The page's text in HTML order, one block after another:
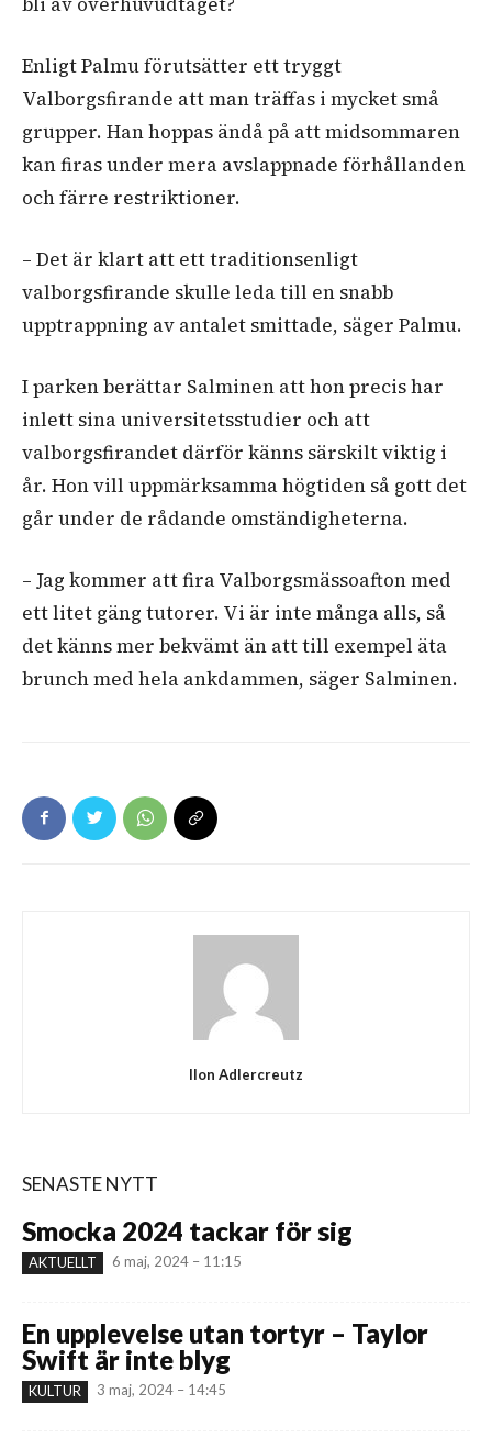
Enligt Palmu förutsätter ett tryggt
Valborgsfirande att man träffas i mycket små
grupper. Han hoppas ändå på att midsommaren
kan firas under mera avslappnade förhållanden
och färre restriktioner.
– Det är klart att ett traditionsenligt
valborgsfirande skulle leda till en snabb
upptrappning av antalet smittade, säger Palmu.
I parken berättar Salminen att hon precis har
inlett sina universitetsstudier och att
valborgsfirandet därför känns särskilt viktig i
år. Hon vill uppmärksamma högtiden så gott det
går under de rådande omständigheterna.
– Jag kommer att fira Valborgsmässoafton med
ett litet gäng tutorer. Vi är inte många alls, så
det känns mer bekvämt än att till exempel äta
brunch med hela ankdammen, säger Salminen.
Ilon Adlercreutz
SENASTE NYTT
Smocka 2024 tackar för sig
AKTUELLT 6 maj, 2024 – 11:15
En upplevelse utan tortyr – Taylor
Swift är inte blyg
KULTUR 3 maj, 2024 – 14:45